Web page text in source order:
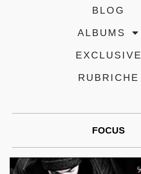
BLOG
ALBUMS
EXCLUSIVE
RUBRICHE
FOCUS